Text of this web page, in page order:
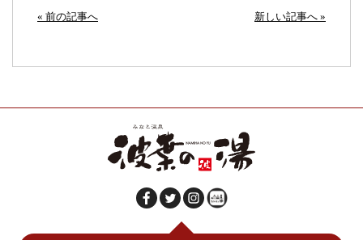
« 前の記事へ 新しい記事へ »